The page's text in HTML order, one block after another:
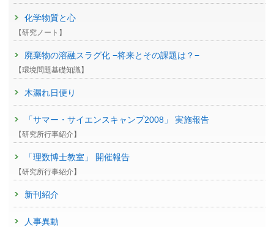
化学物質と心
【研究ノート】
廃棄物の溶融スラグ化 −将来とその課題は？−
【環境問題基礎知識】
木漏れ日便り
「サマー・サイエンスキャンプ2008」 実施報告
【研究所行事紹介】
「理数博士教室」 開催報告
【研究所行事紹介】
新刊紹介
人事異動